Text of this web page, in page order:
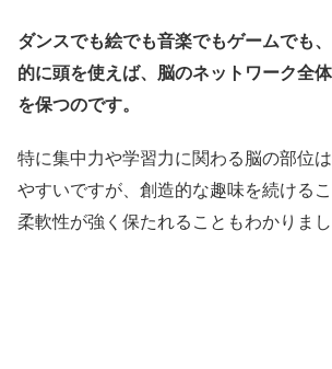
ダンスでも絵でも音楽でもゲームでも
的に頭を使えば、脳のネットワーク全
を保つのです。
特に集中力や学習力に関わる脳の部位
やすいですが、創造的な趣味を続ける
柔軟性が強く保たれることもわかりまし